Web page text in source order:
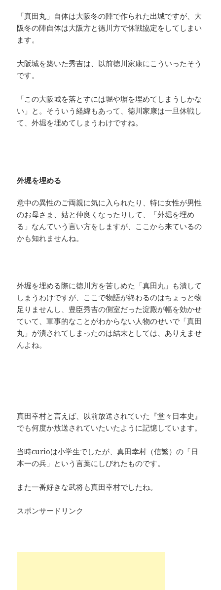
「真田丸」自体は大阪冬の陣で作られた出城ですが、大
阪冬の陣自体は大阪方と徳川方で休戦協定をしてしまい
ます。
大阪城を築いた秀吉は、以前徳川家康にこういったそう
です。
「この大阪城を落とすには堀や塀を埋めてしまうしかな
い」と。そういう経緯もあって、徳川家康は一旦休戦し
て、外堀を埋めてしまうわけですね。
外堀を埋める
意中の異性のご両親に気に入られたり、特に女性が男性
のお母さま、姑と仲良くなったりして、「外堀を埋め
る」なんていう言い方をしますが、ここから来ているの
かも知れませんね。
外堀を埋める際に徳川方を苦しめた「真田丸」も潰して
しまうわけですが、ここで物語が終わるのはちょっと物
足りませんし、豊臣秀吉の側室だった淀殿が幅を効かせ
ていて、軍事的なことがわからない人物のせいで「真田
丸」が潰されてしまったのは結末としては、ありえませ
んよね。
真田幸村と言えば、以前放送されていた『堂々日本史』
でも何度か放送されていたいたように記憶しています。
当時curioは小学生でしたが、真田幸村（信繁）の「日
本一の兵」という言葉にしびれたものです。
また一番好きな武将も真田幸村でしたね。
スポンサードリンク